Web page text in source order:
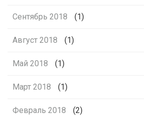
Сентябрь 2018 (1)
Август 2018 (1)
Май 2018 (1)
Март 2018 (1)
Февраль 2018 (2)